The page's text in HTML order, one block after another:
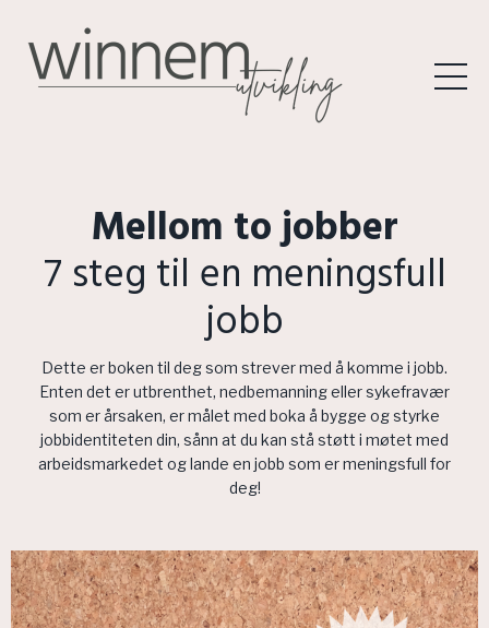
Mellom to jobber
7 steg til en meningsfull
jobb
Dette er boken til deg som strever med å komme i jobb.
Enten det er utbrenthet, nedbemanning eller sykefravær
som er årsaken, er målet med boka å bygge og styrke
jobbidentiteten din, sånn at du kan stå støtt i møtet med
arbeidsmarkedet og lande en jobb som er meningsfull for
deg!